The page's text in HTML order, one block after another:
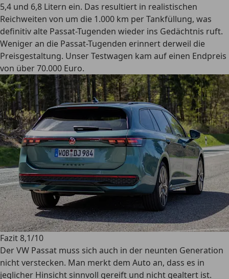
5,4 und 6,8 Litern ein. Das resultiert in realistischen
Reichweiten von um die 1.000 km per Tankfüllung, was
definitiv alte Passat-Tugenden wieder ins Gedächtnis ruft.
Weniger an die Passat-Tugenden erinnert derweil die
Preisgestaltung. Unser Testwagen kam auf einen Endpreis
von über 70.000 Euro.
Fazit 8,1/10
Der VW Passat muss sich auch in der neunten Generation
nicht verstecken. Man merkt dem Auto an, dass es in
jeglicher Hinsicht sinnvoll gereift und nicht gealtert ist.